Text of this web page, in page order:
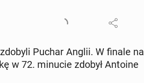
Puchar Anglii. W finale na
w 72. minucie zdobył Antoine